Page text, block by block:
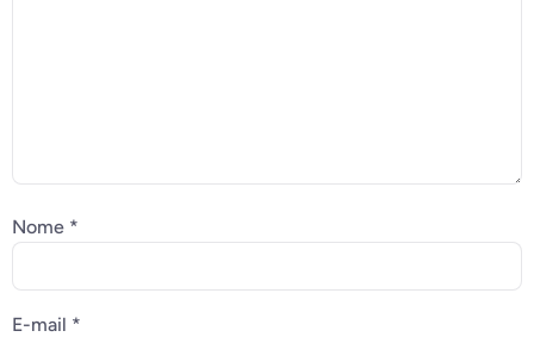
Nome *
E-mail *